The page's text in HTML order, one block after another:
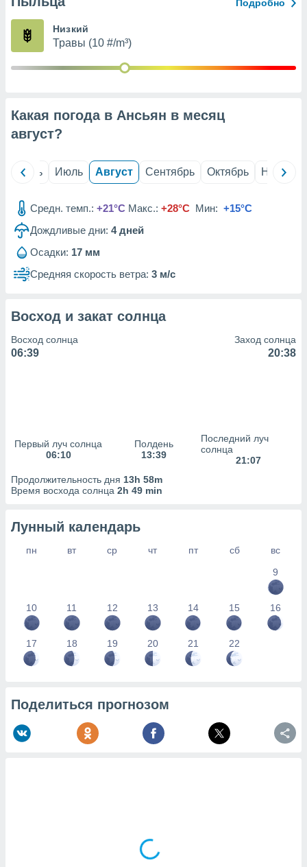
из
рекламы
сведения
Подробно
Низкий
Травы (10 #/m³)
Какая погода в Ансьян в месяц
август?
Июнь Июль Август Сентябрь Октябрь Ноябрь
Средн. темп.: +21°C Макс.: +28°C Мин: +15°C
Дождливые дни: 4дней
Осадки: 17 мм
Средняя скорость ветра: 3 м/с
Восход и закат солнца
Восход солнца
06:39
Заход солнца
20:38
Первый луч солнца
06:10
Полдень
13:39
Последний луч
солнца
21:07
Продолжительность дня 13h 58m
Время восхода солнца 2h 49 min
Лунный календарь
пн вт ср чт пт сб
вс
9
10 11 12 13 14 15 16
17 18 19 20 21 22
Поделиться прогнозом